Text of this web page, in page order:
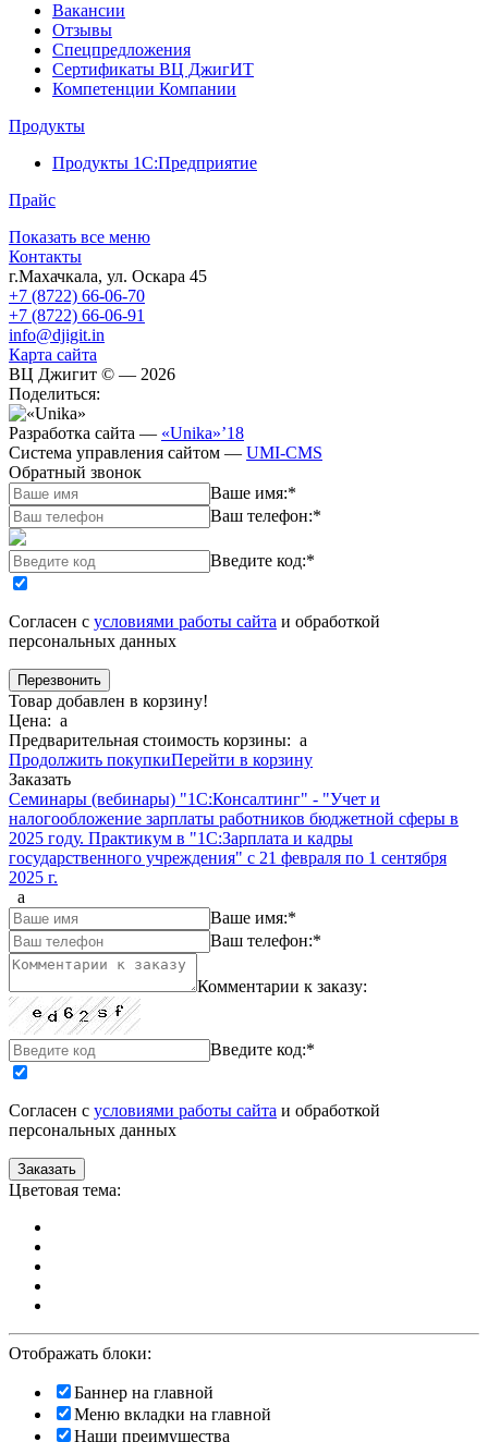
Вакансии
Отзывы
Спецпредложения
Сертификаты ВЦ ДжигИТ
Компетенции Компании
Продукты
Продукты 1С:Предприятие
Прайс
Показать все меню
Контакты
г.Махачкала, ул. Оскара 45
+7 (8722) 66-06-70
+7 (8722) 66-06-91
info@djigit.in
Карта сайта
ВЦ Джигит © — 2026
Поделиться:
Разработка сайта — «Unika»’18
Система управления сайтом — UMI-CMS
Обратный звонок
Ваше имя:*
Ваш телефон:*
Введите код:*
Согласен с условиями работы сайта и обработкой
персональных данных
Товар добавлен в корзину!
Цена: a
Предварительная стоимость корзины: a
Продолжить покупкиПерейти в корзину
Заказать
Семинары (вебинары) "1С:Консалтинг" - "Учет и
налогообложение зарплаты работников бюджетной сферы в
2025 году. Практикум в "1С:Зарплата и кадры
государственного учреждения" с 21 февраля по 1 сентября
2025 г.
a
Ваше имя:*
Ваш телефон:*
Комментарии к заказу:
Введите код:*
Согласен с условиями работы сайта и обработкой
персональных данных
Цветовая тема:
Отображать блоки:
Баннер на главной
Меню вкладки на главной
Наши преимущества